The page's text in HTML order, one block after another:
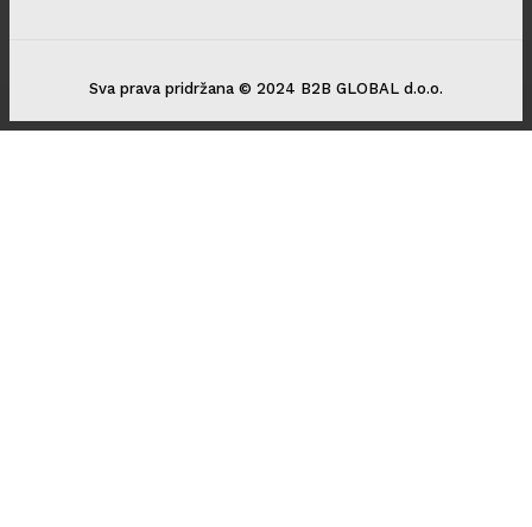
Sva prava pridržana © 2024 B2B GLOBAL d.o.o.